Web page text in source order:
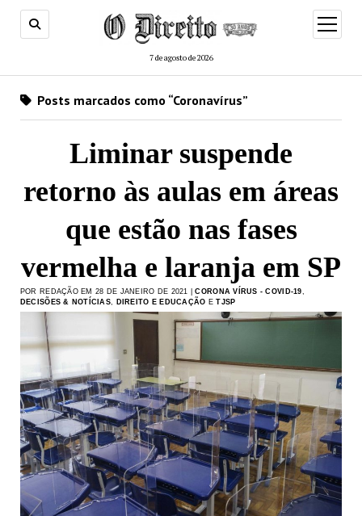
7 de agosto de 2026
menu
de
Posts marcados como “Coronavírus”
Liminar suspende
retorno às aulas em áreas
que estão nas fases
vermelha e laranja em SP
POR REDAÇÃO EM 28 DE JANEIRO DE 2021 |CORONA VÍRUS - COVID-19,
DECISÕES & NOTÍCIAS, DIREITO E EDUCAÇÃO ETJSP